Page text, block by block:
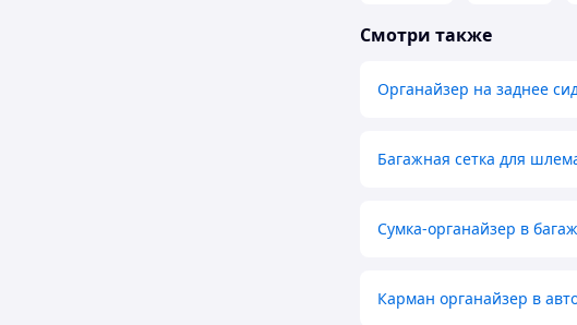
Смотри также
Органайзер на заднее
Багажная сетка для
Сумка-органайзер в
Карман органайзер в